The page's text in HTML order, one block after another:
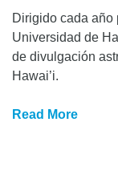
Dirigido cada año
Universidad de
de divulgación
Hawai’i.
Read More